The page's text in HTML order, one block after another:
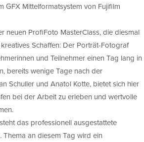
GFX Mittelformatsystem von Fujifilm
neuen ProfiFoto MasterClass, die diesmal
Schaffen: Der Porträt-Fotograf
und Teilnehmer einen Tag lang in
bereits wenige Tage nach der
Schuller und Anatol Kotte, bietet sich hier
bei der Arbeit zu erleben und wertvolle
das professionell ausgestattete
an diesem Tag wird ein